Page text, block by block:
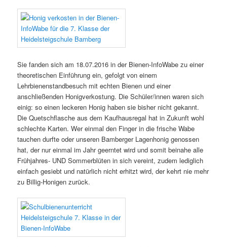
Sie fanden sich am 18.07.2016 in der Bienen-InfoWabe zu einer
theoretischen Einführung ein, gefolgt von einem
Lehrbienenstandbesuch mit echten Bienen und einer
anschließenden Honigverkostung. Die Schüler/innen waren sich
einig: so einen leckeren Honig haben sie bisher nicht gekannt.
Die Quetschflasche aus dem Kaufhausregal hat in Zukunft wohl
schlechte Karten. Wer einmal den Finger in die frische Wabe
tauchen durfte oder unseren Bamberger Lagenhonig genossen
hat, der nur einmal im Jahr geerntet wird und somit beinahe alle
Frühjahres- UND Sommerblüten in sich vereint, zudem lediglich
einfach gesiebt und natürlich nicht erhitzt wird, der kehrt nie mehr
zu Billig-Honigen zurück.